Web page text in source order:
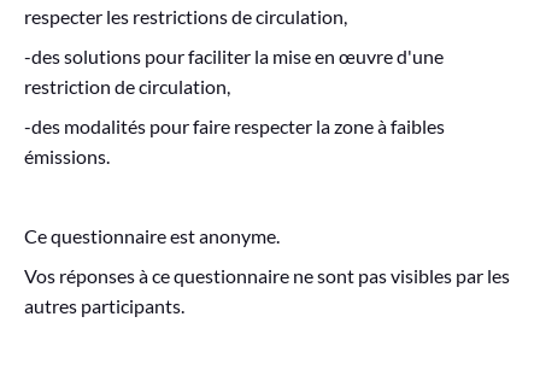
respecter les restrictions de circulation,
-des solutions pour faciliter la mise en œuvre d'une
restriction de circulation,
-des modalités pour faire respecter la zone à faibles
émissions.
Ce questionnaire est anonyme.
Vos réponses à ce questionnaire ne sont pas visibles par les
autres participants.